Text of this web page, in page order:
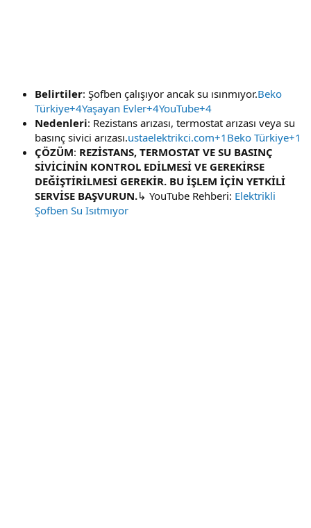
Belirtiler: Şofben çalışıyor ancak su ısınmıyor.Beko
Türkiye+4Yaşayan Evler+4YouTube+4
Nedenleri: Rezistans arızası, termostat arızası veya su
basınç sivici arızası.ustaelektrikci.com+1Beko Türkiye+1
ÇÖZÜM: REZİSTANS, TERMOSTAT VE SU BASINÇ
SİVİCİNİN KONTROL EDİLMESİ VE GEREKİRSE
DEĞİŞTİRİLMESİ GEREKİR. BU İŞLEM İÇİN YETKİLİ
SERVİSE BAŞVURUN.↳ YouTube Rehberi: Elektrikli
Şofben Su Isıtmıyor